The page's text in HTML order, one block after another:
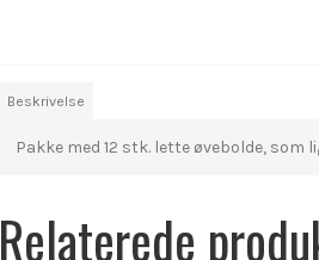
Beskrivelse
Pakke med 12 stk. lette øvebolde, som
Relaterede